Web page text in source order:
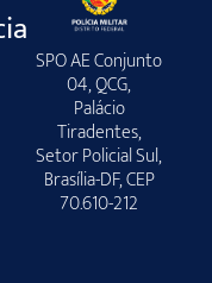
SPO AE Conjunto
04, QCG,
Palácio
Tiradentes,
Setor Policial Sul,
Brasília-DF, CEP
70.610-212